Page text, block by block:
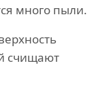
много пыли.
счищают